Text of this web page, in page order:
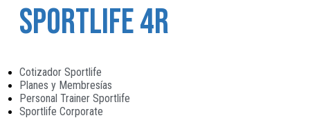
Sportlife 4R
Cotizador Sportlife
Planes y Membresías
Personal Trainer Sportlife
Sportlife Corporate